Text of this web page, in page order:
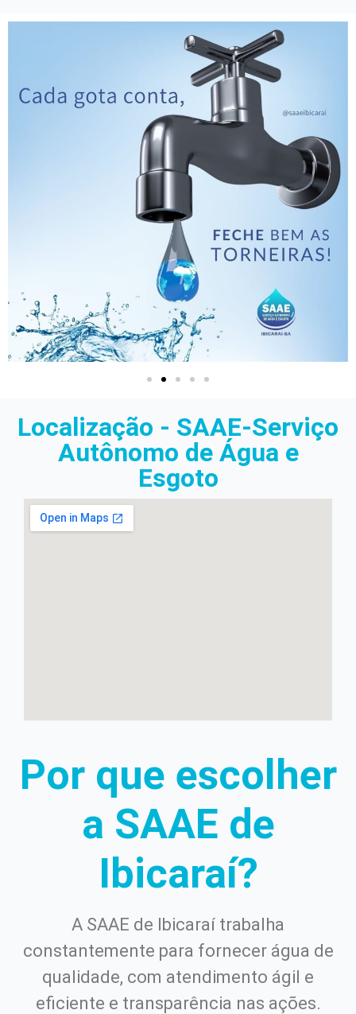
Localização - SAAE-Serviço
Autônomo de Água e
Esgoto
Por que escolher
a SAAE de
Ibicaraí?
A SAAE de Ibicaraí trabalha
constantemente para fornecer água de
qualidade, com atendimento ágil e
eficiente e transparência nas ações.